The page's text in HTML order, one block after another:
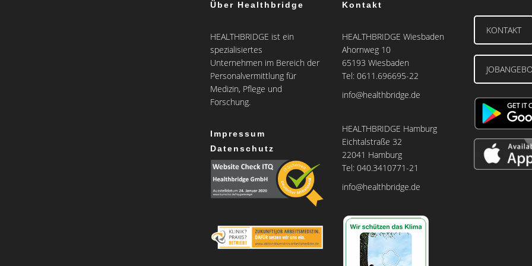
Über Healthbridge
HEALTHBRIDGE ist ein
spezialisiertes
Unternehmen im Bereich der
Personalvermittlung für
Medizin, Pflege und
Forschung.
Impressum
Datenschutz
Kontakt
HEALTHBRIDGE Wiesbaden
Ahornweg 10
65193 Wiesbaden
Tel: 0611.696695-22
info@healthbridge.de
HEALTHBRIDGE Hamburg
Eichtalstraße 32
22041 Hamburg
Tel: 040.3410771-21
info@healthbridge.de
KONTAKT